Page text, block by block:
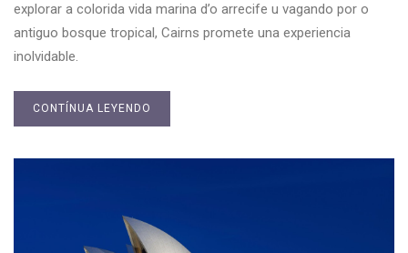
explorar a colorida vida marina d’o arrecife u vagando por o
antiguo bosque tropical, Cairns promete una experiencia
inolvidable.
CONTÍNUA LEYENDO